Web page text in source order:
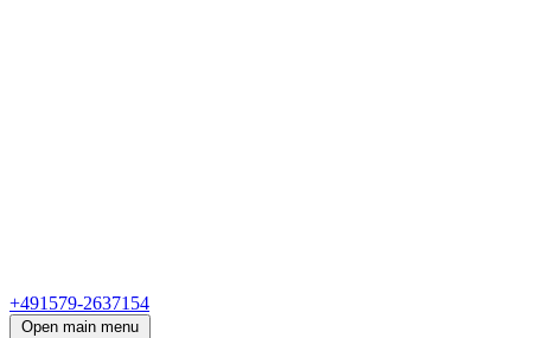
+491579-2637154
Open main menu